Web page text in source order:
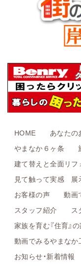
HOME
あなたの
やまなか６ヶ条
建て替えと全面リ
見て触って実感 展
お客様の声
動画
スタッフ紹介
ス
家族を育む『住育』
動画でみるやまなか
お知らせ・新着情報